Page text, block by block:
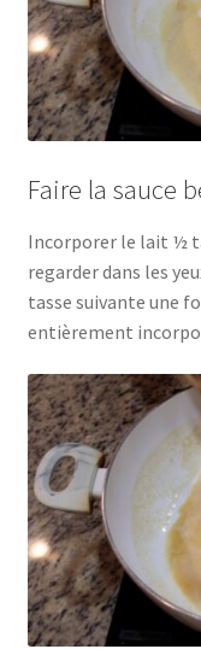
Faire la sauce
Incorporer le lait ½
regarder dans les
tasse suivante une
entièrement